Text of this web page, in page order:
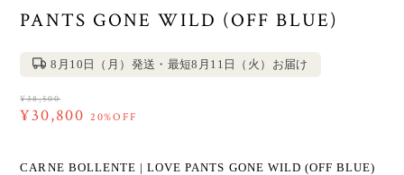
PANTS GONE WILD (OFF BLUE)
8月10日（月）発送・最短8月11日（火）お届け
¥38,500
¥30,800 20%OFF
CARNE BOLLENTE | LOVE PANTS GONE WILD (OFF BLUE)